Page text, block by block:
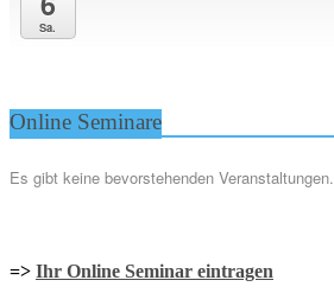
Sa.
Online Seminare
Es gibt keine bevorstehenden Veranstaltungen.
=> Ihr Online Seminar eintragen